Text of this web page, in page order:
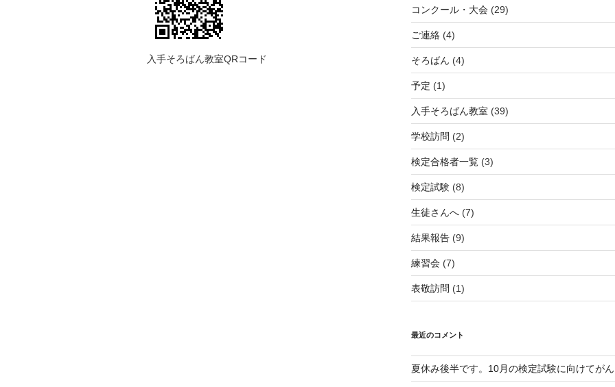
入手そろばん教室QRコード
コンクール・大会(29)
ご連絡(4)
そろばん (4)
予定 (1)
入手そろばん教室 (39)
学校訪問 (2)
検定合格者一覧(3)
検定試験(8)
生徒さんへ(7)
結果報告(9)
練習会(7)
表敬訪問 (1)
最近のコメント
夏休み後半です。10月の検定試験に向けてがん